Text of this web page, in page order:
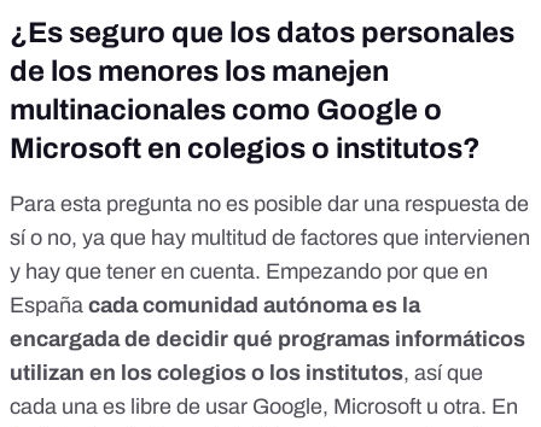
¿Es seguro que los datos personales
de los menores los manejen
multinacionales como Google o
Microsoft en colegios o institutos?
Para esta pregunta no es posible dar una respuesta de
sí o no, ya que hay multitud de factores que intervienen
y hay que tener en cuenta. Empezando por que en
España cada comunidad autónoma es la
encargada de decidir qué programas informáticos
utilizan en los colegios o los institutos, así que
cada una es libre de usar Google, Microsoft u otra. En